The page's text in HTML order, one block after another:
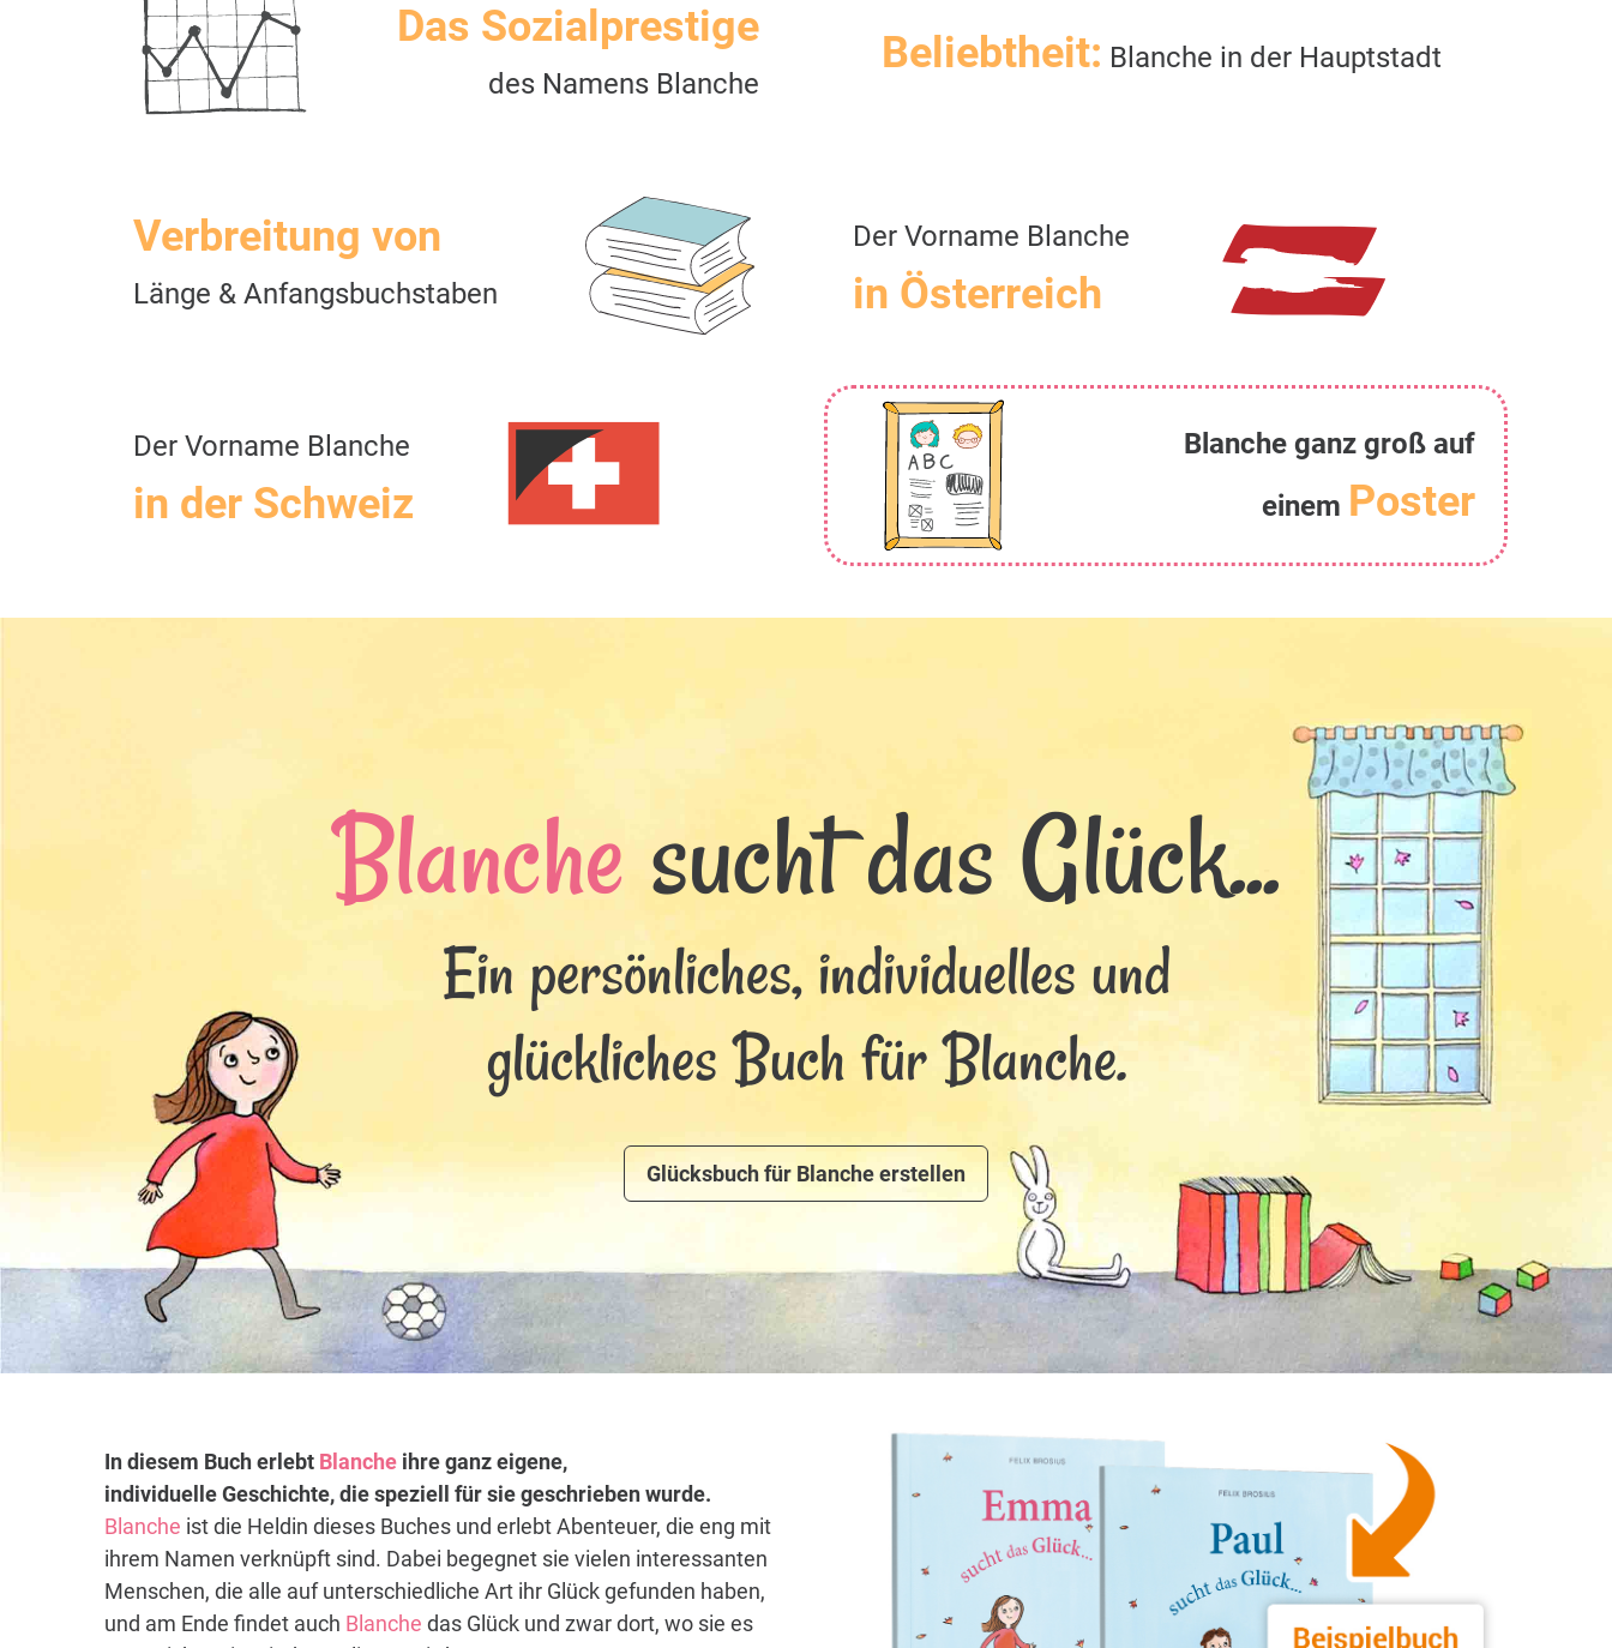
Das Sozialprestige
des Namens Blanche
Beliebtheit: Blanche in der Hauptstadt
Verbreitung von
Länge & Anfangsbuchstaben
Der Vorname Blanche
in Österreich
Der Vorname Blanche
in der Schweiz
Blanche ganz groß auf
einem Poster
Blanche sucht das Glück...
Ein persönliches, individuelles und
glückliches Buch für Blanche.
Glücksbuch für Blanche erstellen
In diesem Buch erlebt Blanche ihre ganz eigene,
individuelle Geschichte, die speziell für sie geschrieben wurde.
Blanche ist die Heldin dieses Buches und erlebt Abenteuer, die eng mit
ihrem Namen verknüpft sind. Dabei begegnet sie vielen interessanten
Menschen, die alle auf unterschiedliche Art ihr Glück gefunden haben,
und am Ende findet auch Blanche das Glück und zwar dort, wo sie es